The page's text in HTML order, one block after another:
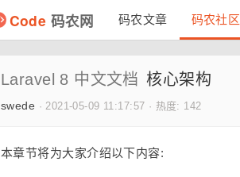
Code 码农网 码农文章 码农社区
Laravel 8 中文文档 核心架构
swede ·2021-05-09 11:17:57 · 热度: 142
本章节将为大家介绍以下内容: